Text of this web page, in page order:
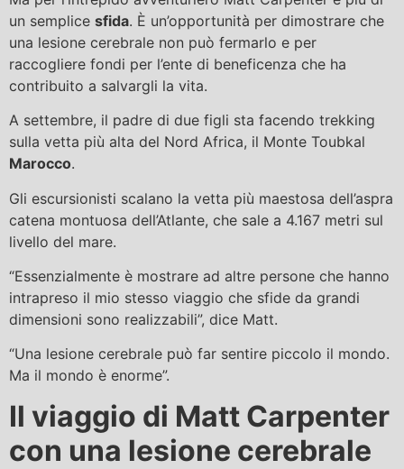
un semplice sfida. È un’opportunità per dimostrare che
una lesione cerebrale non può fermarlo e per
raccogliere fondi per l’ente di beneficenza che ha
contribuito a salvargli la vita.
A settembre, il padre di due figli sta facendo trekking
sulla vetta più alta del Nord Africa, il Monte Toubkal
Marocco.
Gli escursionisti scalano la vetta più maestosa dell’aspra
catena montuosa dell’Atlante, che sale a 4.167 metri sul
livello del mare.
“Essenzialmente è mostrare ad altre persone che hanno
intrapreso il mio stesso viaggio che sfide da grandi
dimensioni sono realizzabili”, dice Matt.
“Una lesione cerebrale può far sentire piccolo il mondo.
Ma il mondo è enorme”.
Il viaggio di Matt Carpenter
con una lesione cerebrale